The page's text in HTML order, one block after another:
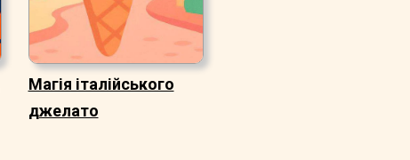
Магія італійського
джелато